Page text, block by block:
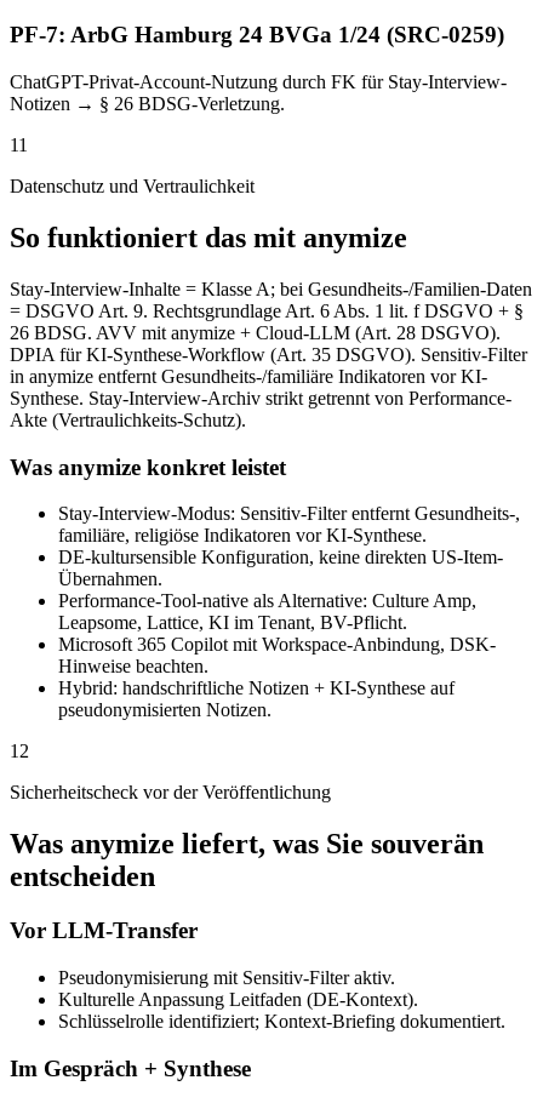
PF-7: ArbG Hamburg 24 BVGa 1/24 (SRC-0259)
ChatGPT-Privat-Account-Nutzung durch FK für Stay-Interview-
Notizen → § 26 BDSG-Verletzung.
11
Datenschutz und Vertraulichkeit
So funktioniert das mit anymize
Stay-Interview-Inhalte = Klasse A; bei Gesundheits-/Familien-Daten
= DSGVO Art. 9. Rechtsgrundlage Art. 6 Abs. 1 lit. f DSGVO + §
26 BDSG. AVV mit anymize + Cloud-LLM (Art. 28 DSGVO).
DPIA für KI-Synthese-Workflow (Art. 35 DSGVO). Sensitiv-Filter
in anymize entfernt Gesundheits-/familiäre Indikatoren vor KI-
Synthese. Stay-Interview-Archiv strikt getrennt von Performance-
Akte (Vertraulichkeits-Schutz).
Was anymize konkret leistet
Stay-Interview-Modus: Sensitiv-Filter entfernt Gesundheits-,
familiäre, religiöse Indikatoren vor KI-Synthese.
DE-kultursensible Konfiguration, keine direkten US-Item-
Übernahmen.
Performance-Tool-native als Alternative: Culture Amp,
Leapsome, Lattice, KI im Tenant, BV-Pflicht.
Microsoft 365 Copilot mit Workspace-Anbindung, DSK-
Hinweise beachten.
Hybrid: handschriftliche Notizen + KI-Synthese auf
pseudonymisierten Notizen.
12
Sicherheitscheck vor der Veröffentlichung
Was anymize liefert, was Sie souverän
entscheiden
Vor LLM-Transfer
Pseudonymisierung mit Sensitiv-Filter aktiv.
Kulturelle Anpassung Leitfaden (DE-Kontext).
Schlüsselrolle identifiziert; Kontext-Briefing dokumentiert.
Im Gespräch + Synthese